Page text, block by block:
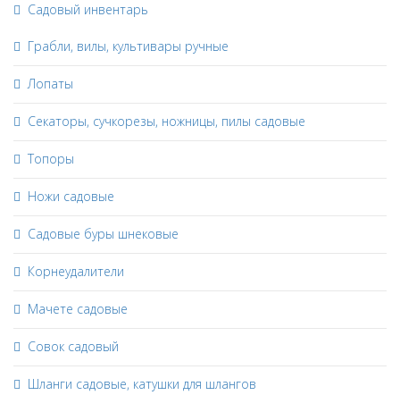
Садовый инвентарь
Грабли, вилы, культивары ручные
Лопаты
Секаторы, сучкорезы, ножницы, пилы садовые
Топоры
Ножи садовые
Садовые буры шнековые
Корнеудалители
Мачете садовые
Совок садовый
Шланги садовые, катушки для шлангов